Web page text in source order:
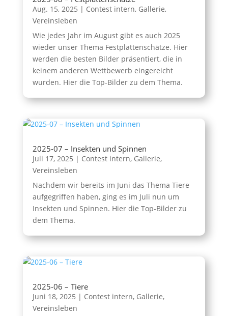
Aug. 15, 2025 | Contest intern, Gallerie,
Vereinsleben
Wie jedes Jahr im August gibt es auch 2025
wieder unser Thema Festplattenschätze. Hier
werden die besten Bilder präsentiert, die in
keinem anderen Wettbewerb eingereicht
wurden. Hier die Top-Bilder zu dem Thema.
2025-07 – Insekten und Spinnen
Juli 17, 2025 | Contest intern, Gallerie,
Vereinsleben
Nachdem wir bereits im Juni das Thema Tiere
aufgegriffen haben, ging es im Juli nun um
Insekten und Spinnen. Hier die Top-Bilder zu
dem Thema.
2025-06 – Tiere
Juni 18, 2025 | Contest intern, Gallerie,
Vereinsleben